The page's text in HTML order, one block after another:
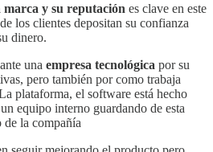
marca y su reputación es clave en este
los clientes depositan su confianza
dinero.
una empresa tecnológica por su
pero también por como trabaja
plataforma, el software está hecho
equipo interno guardando de esta
la compañía